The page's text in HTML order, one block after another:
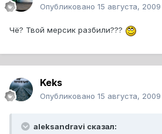
Опубликовано 15 августа, 2009
Чё? Твой мерсик разбили???
Keks
Опубликовано 15 августа, 2009
aleksandravi сказал: